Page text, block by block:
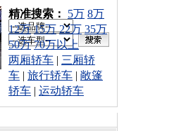
车型搜索：
精准搜索： 5万 8万
12万 15万 22万 35万
50万 70万以上
两厢轿车 | 三厢轿
车 | 旅行轿车 | 敞篷
轿车 | 运动轿车